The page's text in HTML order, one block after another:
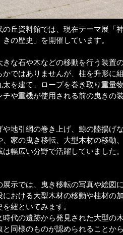
の丘資料館では、現在テーマ展「
きの歴史」を開催しています。
きな石や木などの移動を行う装置
かではありませんが、柱を升形に
太を建て、ロープを巻き取り重量
チや重機が使用される前の曳きの
や地引網の巻き上げ、鯨の陸揚げ
、家の曳き移転、大型木材の移動
は幅広い分野で活躍していました
展示では、曳き移転の写真や絵図
における大型木材の移動や柱材の
を紐といてみます。
時代の遺跡から発見された大型の
と同様のものが認められることか